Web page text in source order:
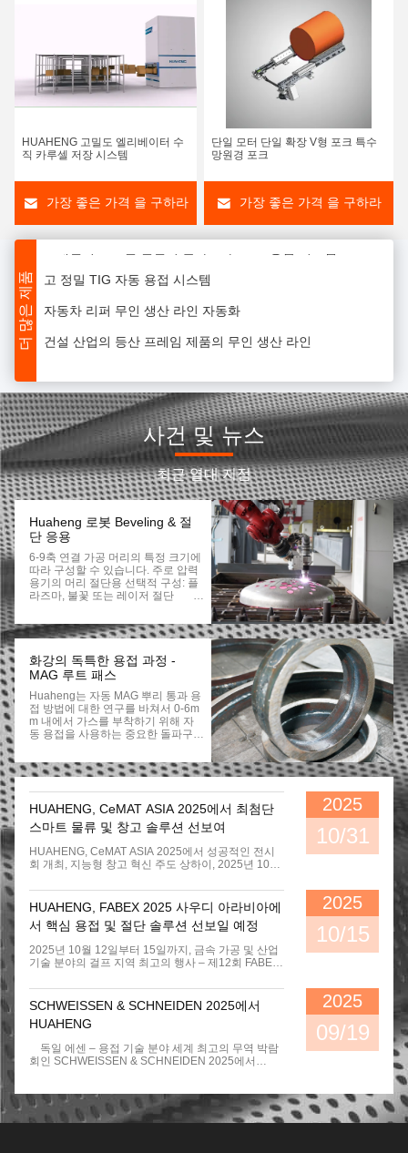
HUAHENG 고밀도 엘리베이터 수
직 카루셀 저장 시스템
가장 좋은 가격 을 구하라
단일 모터 단일 확장 V형 포크 특수
망원경 포크
가장 좋은 가격 을 구하라
더 많은 제품
건설 기계용 파이프/파이프 플랜지 용접 장비
큰 지름의 스테인리스 스틸 톱니 파이프 용접 시스템
스테인리스 스틸 실린더 플라즈마 / TIG 용접 시스템
팔레트 타입 단일 모터 듀얼 확장 망원경 포크
단일 모터 단일 확장 V형 포크 특수 망원경 포크
리프팅 기능이 있는 망원경 포크 2000kg 최대 부하 무게
단일 컬럼 박스 타입 고속/유니버설 스택
150~300kg의 물품용 단일 모터 듀플 딥 망원경 포크
중량 단층 망원경 포크 5000kg-10000kg에 사용
중량용 듀얼 모터 듀플 딥 망원경 포크
Huaheng 지능형 튜브에서 튜브 시트 자동 용접 장비
큰 규모의 자동 접기 접기 용접 시스템
QCB 시리즈 파이프 엔드 비벨 형성 기계
TC36 튜브/튜브 용접용 폐쇄된 TIG 궤도 용접머리
튜브 마스터 200 디지털 용접 전원 및 TC 시리즈 폐쇄 용접 머리
건설 기계용 파이프/파이프 플랜지 용접 장비
탱크 컨테이너 P+T 자동 용접 시스템
큰 지름의 스테인리스 스틸 톱니 파이프 용접 시스템
사건 및 뉴스
최근 열대 지점
Huaheng 로봇 Beveling & 절
단 응용
6-9축 연결 가공 머리의 특정 크기에
따라 구성할 수 있습니다. 주로 압력
용기의 머리 절단용 선택적 구성: 플
라즈마, 불꽃 또는 레이저 절단
동할 수 있습니다. 주로 평면 굽은 절
단에 사용됩니다. 다른 두께의 시트
마 또는 화염 절단 처리.
화강의 독특한 용접 과정 -
MAG 루트 패스
Huaheng는 자동 MAG 뿌리 통과 용
접 방법에 대한 연구를 바쳐서 0-6m
M 내에서 가스를 부착하기 위해 자
동 용접을 사용하는 중요한 돌파구를
시험 레벨 Ll를 통과합니다., 이것은
중요한 업적입니다. 그것은 다양한
파이프에 적합합니다.
HUAHENG, CeMAT ASIA 2025에서 최첨단
스마트 물류 및 창고 솔루션 선보여
HUAHENG, CeMAT ASIA 2025에서 성공적인 전시
회 개최, 지능형 창고 혁신 주도 상하이, 2025년 10월
개최된 아시아 최고의 물류 기술 전시회인 CeMAT
ASIA 2025에 참여하여 자랑스럽게 마무리했습니다.
“6대 핵심 산업을 위한 스마트 물류”라는 주제로
Huaheng은 첨단 지능형 물류 솔루션과 최첨단 텔레
뢰할 수 있는 파트너로서의 역할을 강화했습니다. 산
업별 맞춤형 지능형 물류 솔루션 Huaheng은 CCL, 와
파일의 6개 주요 부문에 대한 전문 솔루션을 통해 전
문성을 강조했습니다. 각 솔루션은 자동화된 취급, 스
마트 제어 및 데이터 기반 관리를 통합하여 완전 무인
보관, 정밀한 자재 분배 및 전체 공정 추적성을 달성하
여 현대 스마트 공장에 높은 유연성과 신뢰성을 제공
했습니다. 혁신적인 제품 출시: 대형 텔레스코픽 포크
주요 볼거리는 Huaheng의 새로운 텔레스코픽 포크
호평을 받았습니다. 돋보이는 제품은 자체 개발한 대
형 V형 포크—최대 3.2톤의 하중을 지지할 수 있으며
3.6미터 텔레스코픽 범위—로 대형 및 대형 코일 취급
2025
10/31
HUAHENG, FABEX 2025 사우디 아라비아에
서 핵심 용접 및 절단 솔루션 선보일 예정
2025년 10월 12일부터 15일까지, 금속 가공 및 산업
기술 분야의 걸프 지역 최고의 행사 – 제12회 FABEX
개최됩니다. 사우디 비전 2030의 철강 및 금속 산업에
대한 60억 달러 투자를 기반으로, 쿤산 화헝 용접 유
한 회사, 산업용 용접 및 절단 자동화 분야의 선두 주
자인 이 회사는 부스 C9에서 참가하여 중동 지역의 산
입니다. 전시될 주력 솔루션 화헝의 전시는 금속 가
공 분야에서 정밀성, 효율성 및 자동화에 대한 지역의
봇 용접 및 절단 시스템 3. 파이프라인 용접 시스템
FABEX 2025에서 화헝을 만나야 하는 이유? FABEX
2025
10/15
SCHWEISSEN & SCHNEIDEN 2025에서
HUAHENG
회인 SCHWEISSEN & SCHNEIDEN 2025에서
위한 포괄적인 통합 솔루션 제공업체로의 진화를 보
여주는 매력적인 비전을 제시했습니다. HUAHENG
부스의 핵심은석유 및 가스, 석유화학, 조선과 같은 분
2025
09/19